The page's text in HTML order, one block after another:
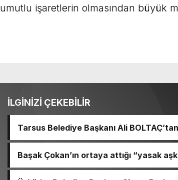
umutlu işaretlerin olmasından büyük
İLGİNİZİ ÇEKEBİLİR
Tarsus Belediye Başkanı Ali
Başkanı Ve TBB Başkanı Vahap Seçeri
Başkanımız Sayın Vahap Seçer’i makamında
olmak üzere yerel yönetimlere ilişkin
bulunduk. Ortak akıl ve iş birliğiyle
Başak Çokan’ın ortaya attığı “yasak
Erken, haberler hakkında erişim engeli